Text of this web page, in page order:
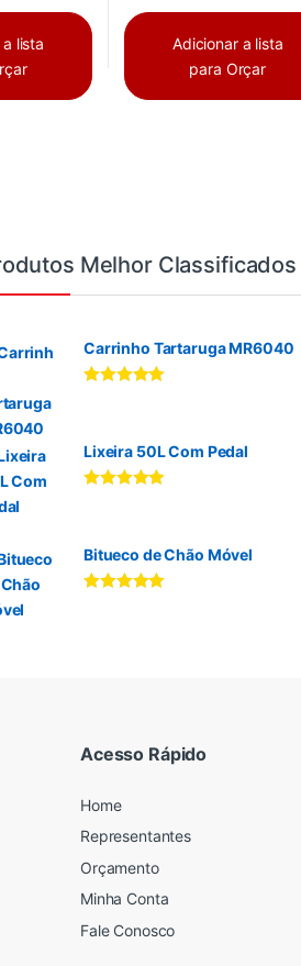
lista
Adicionar a lista
para Orçar
Melhor Classificados
Carrinho Tartaruga MR6040
Lixeira 50L Com Pedal
Bitueco de Chão Móvel
Acesso Rápido
Home
Representantes
Orçamento
Minha Conta
Fale Conosco